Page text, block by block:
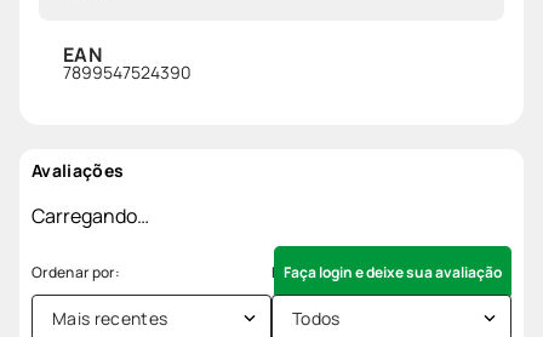
EAN
7899547524390
Avaliações
Carregando…
Faça login e deixe sua avaliação
Mais recentes Todos